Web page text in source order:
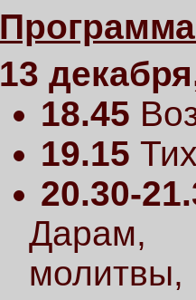
13
18.45
19.15
20.30-
Дарам,
молитвы,